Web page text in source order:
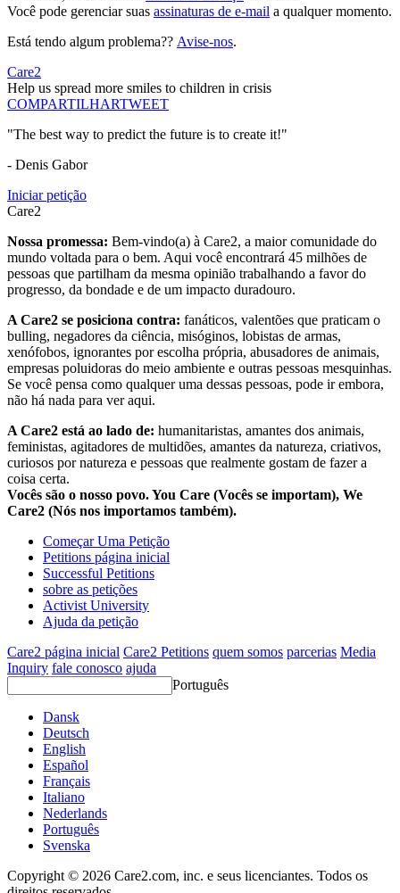
Você pode gerenciar suas assinaturas de e-mail a qualquer momento.
Está tendo algum problema?? Avise-nos.
Care2
Help us spread more smiles to children in crisis
COMPARTILHARTWEET
"The best way to predict the future is to create it!"
- Denis Gabor
Iniciar petição
Care2
Nossa promessa: Bem-vindo(a) à Care2, a maior comunidade do
mundo voltada para o bem. Aqui você encontrará 45 milhões de
pessoas que partilham da mesma opinião trabalhando a favor do
progresso, da bondade e de um impacto duradouro.
A Care2 se posiciona contra: fanáticos, valentões que praticam o
bulling, negadores da ciência, misóginos, lobistas de armas,
xenófobos, ignorantes por escolha própria, abusadores de animais,
empresas poluidoras do meio ambiente e outras pessoas mesquinhas.
Se você pensa como qualquer uma dessas pessoas, pode ir embora,
não há nada para ver aqui.
A Care2 está ao lado de: humanitaristas, amantes dos animais,
feministas, agitadores de multidões, amantes da natureza, criativos,
curiosos por natureza e pessoas que realmente gostam de fazer a
coisa certa.
Vocês são o nosso povo. You Care (Vocês se importam), We
Care2 (Nós nos importamos também).
Começar Uma Petição
Petitions página inicial
Successful Petitions
sobre as petições
Activist University
Ajuda da petição
Care2 página inicial Care2 Petitions quem somos parcerias Media
Inquiry fale conosco ajuda
Português
Dansk
Deutsch
English
Español
Français
Italiano
Nederlands
Português
Svenska
Copyright © 2026 Care2.com, inc. e seus licenciantes. Todos os